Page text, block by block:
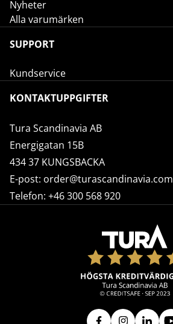
Nyheter
Alla varumärken
SUPPORT
Kundservice
KONTAKTUPPGIFTER
Tura Scandinavia AB
Energigatan 15B
434 37 KUNGSBACKA
E-post: order@turascandinavia.com
Telefon: +46 300 568 920